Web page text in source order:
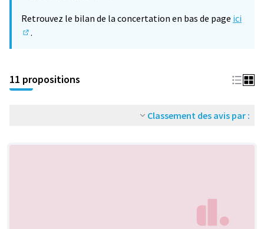
Retrouvez le bilan de la concertation en bas de page ici
.
11 propositions
Classement des avis par :